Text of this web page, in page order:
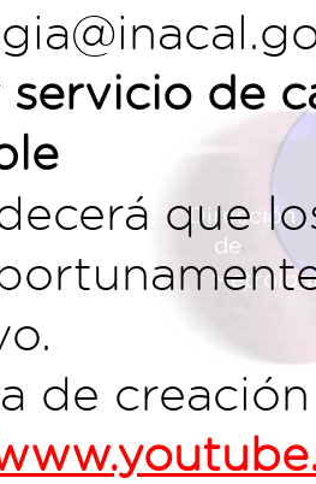
de
que
de